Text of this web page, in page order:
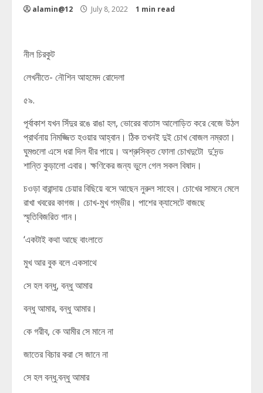
alamin@12 July 8, 2022 1 min read
নীল চিরকুট
লেখনীতে- নৌশিন আহমেদ রোদেলা
৫৯.
পূর্বাকাশ যখন সিঁদুর রঙে রাঙা হল, ভোরের বাতাস আলোড়িত করে বেজে উঠল
প্রার্থনায় নিমজ্জিত হওয়ার আহ্বান। ঠিক তখনই দুই চোখ বোজল নম্রতা।
ঘুমগুলো এসে ধরা দিল ধীর পায়ে। অশ্রুসিক্ত ফোলা চোখদুটো দু’দন্ড
শান্তি কুড়ালো এবার। ক্ষণিকের জন্য ভুলে গেল সকল বিষাদ।
চওড়া বারান্দায় চেয়ার বিছিয়ে বসে আছেন নুরুল সাহেব। চোখের সামনে মেলে
রাখা খবরের কাগজ। চোখ-মুখ গম্ভীর। পাশের ক্যাসেটে বাজছে
স্মৃতিবিজরিত গান।
‘একটাই কথা আছে বাংলাতে
মুখ আর বুক বলে একসাথে
সে হল বন্ধু, বন্ধু আমার
বন্ধু আমার, বন্ধু আমার।
কে গরীব, কে আমীর সে মানে না
জাতের বিচার করা সে জানে না
সে হল বন্ধু.বন্ধু আমার